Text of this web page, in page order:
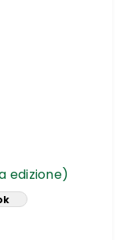
edizione)